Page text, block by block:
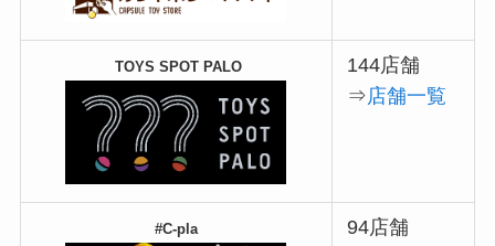
TOYS SPOT PALO
144店舗
⇒店舗一覧
#C-pla
94店舗